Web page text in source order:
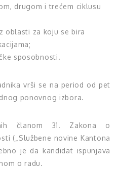
drugom i trećem ciklusu
oblasti za koju se bira
sposobnosti.
vrši se na period od pet
ponovnog izbora.
članom 31. Zakona o
(„Službene novine Kantona
je da kandidat ispunjava
o radu.